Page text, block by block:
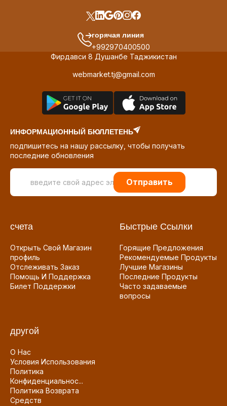
горячая линия
+992970400500
Фирдавси 8 Душанбе Таджикистан
webmarket.tj@gmail.com
ИНФОРМАЦИОННЫЙ БЮЛЛЕТЕНЬ
подпишитесь на нашу рассылку, чтобы получать
последние обновления
Отправить
счета
Открыть Свой Магазин
профиль
Отслеживать Заказ
Помощь И Поддержка
Билет Поддержки
Быстрые Ссылки
Горящие Предложения
Рекомендуемые Продукты
Лучшие Магазины
Последние Продукты
Часто задаваемые
вопросы
другой
О Нас
Условия Использования
Политика
Конфиденциальнос...
Политика Возврата
Средств